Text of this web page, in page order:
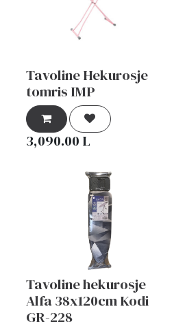
Tavoline Hekurosje
tomris IMP
3,090.00 L
Tavoline hekurosje
Alfa 38x120cm Kodi
GR-228